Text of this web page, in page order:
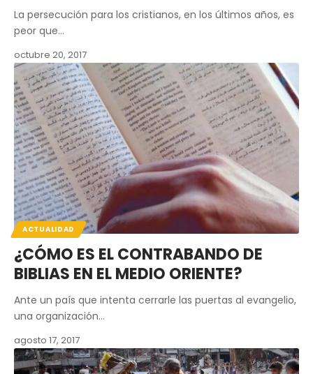
La persecución para los cristianos, en los últimos años, es
peor que…
octubre 20, 2017
ACTUALIDAD
¿CÓMO ES EL CONTRABANDO DE
BIBLIAS EN EL MEDIO ORIENTE?
Ante un país que intenta cerrarle las puertas al evangelio,
una organización…
agosto 17, 2017